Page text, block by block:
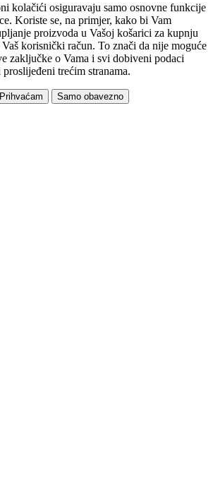
kolačići osiguravaju samo osnovne funkcije
Koriste se, na primjer, kako bi Vam
proizvoda u Vašoj košarici za kupnju
korisnički račun. To znači da nije moguće
zaključke o Vama i svi dobiveni podaci
trećim stranama.
Prihvaćam Samo obavezno